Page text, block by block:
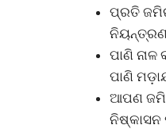
ପ୍ରତି
ନିୟନ୍ତ୍ରଣ
ପାଣି
ପାଣି
ଆପଣ
ନିଷ୍କାସନ